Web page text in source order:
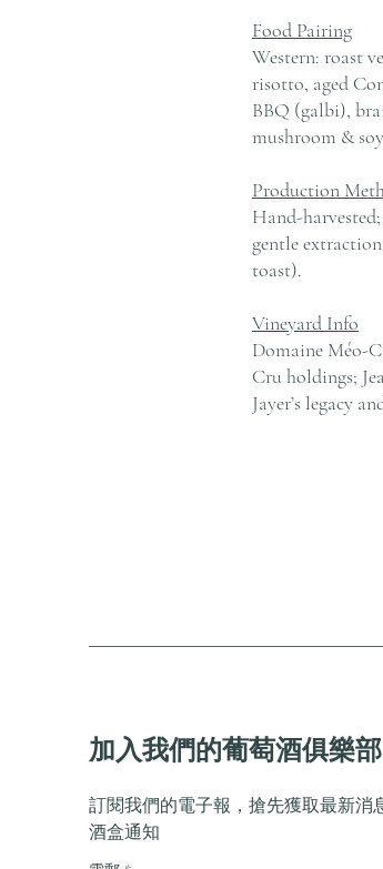
Food Pairing
Western: roast
risotto, aged
BBQ (galbi),
mushroom &
Production
Hand-
gentle
toast).
Vineyard Info
Domaine Méo-
Cru holdings;
Jayer’s legacy
加入我們的葡萄酒俱樂部
訂閱我們的電子報，搶先獲取最新消
酒盒通知